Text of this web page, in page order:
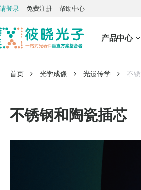
请登录 免费注册 帮助中心
产品中心
首页 光学成像 光遗传学 不
不锈钢和陶瓷插芯